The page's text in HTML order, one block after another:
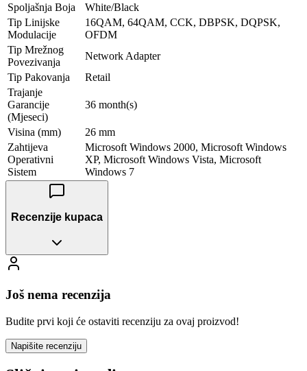
Spoljašnja Boja
White/Black
Tip Linijske
Modulacije
16QAM, 64QAM, CCK, DBPSK, DQPSK,
OFDM
Tip Mrežnog
Povezivanja
Network Adapter
Tip Pakovanja
Retail
Trajanje
Garancije
(Mjeseci)
36 month(s)
Visina (mm)
26 mm
Zahtijeva
Operativni
Sistem
Microsoft Windows 2000, Microsoft Windows
XP, Microsoft Windows Vista, Microsoft
Windows 7
Recenzije kupaca
Još nema recenzija
Budite prvi koji će ostaviti recenziju za ovaj proizvod!
Napišite recenziju